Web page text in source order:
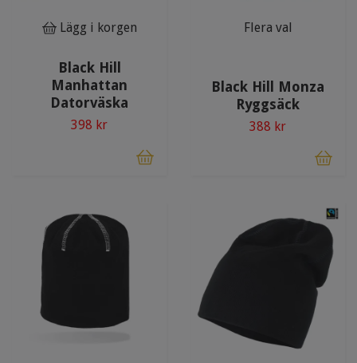
Lägg i korgen
Black Hill
Manhattan
Datorväska
398 kr
Flera val
Black Hill Monza
Ryggsäck
388 kr